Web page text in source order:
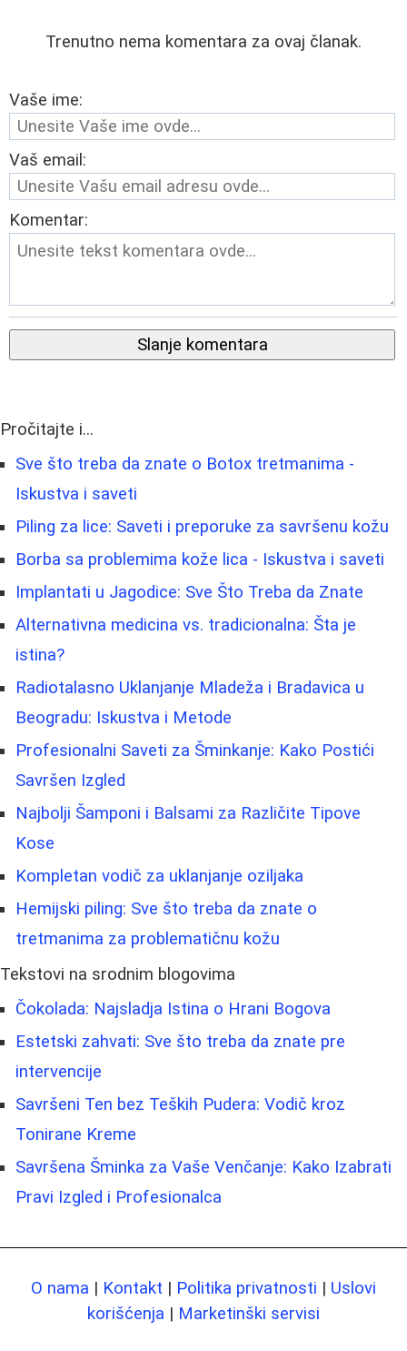
Trenutno nema komentara za ovaj članak.
Vaše ime:
Vaš email:
Komentar:
Slanje komentara
Pročitajte i...
Sve što treba da znate o Botox tretmanima -
Iskustva i saveti
Piling za lice: Saveti i preporuke za savršenu kožu
Borba sa problemima kože lica - Iskustva i saveti
Implantati u Jagodice: Sve Što Treba da Znate
Alternativna medicina vs. tradicionalna: Šta je
istina?
Radiotalasno Uklanjanje Mladeža i Bradavica u
Beogradu: Iskustva i Metode
Profesionalni Saveti za Šminkanje: Kako Postići
Savršen Izgled
Najbolji Šamponi i Balsami za Različite Tipove
Kose
Kompletan vodič za uklanjanje oziljaka
Hemijski piling: Sve što treba da znate o
tretmanima za problematičnu kožu
Tekstovi na srodnim blogovima
Čokolada: Najsladja Istinа o Hrani Bogovа
Estetski zahvati: Sve što treba da znate pre
intervencije
Savršeni Ten bez Teških Pudera: Vodič kroz
Tonirane Kreme
Savršena Šminka za Vaše Venčanje: Kako Izabrati
Pravi Izgled i Profesionalca
O nama | Kontakt | Politika privatnosti | Uslovi
korišćenja | Marketinški servisi